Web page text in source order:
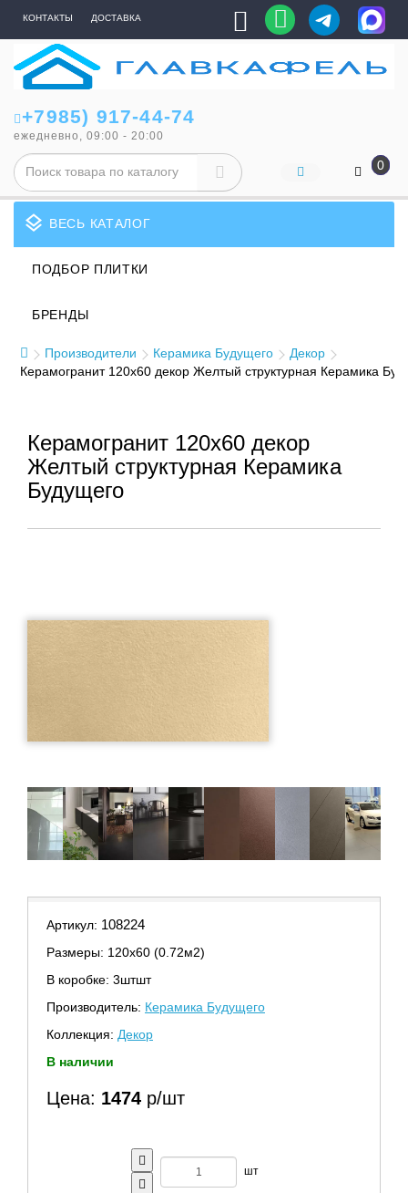
КОНТАКТЫ ДОСТАВКА
+7985) 917-44-74
ежедневно, 09:00 - 20:00
0
layers ВЕСЬ КАТАЛОГ
ПОДБОР ПЛИТКИ
БРЕНДЫ
Производители Керамика Будущего
Декор
Керамогранит 120x60 декор Желтый структурная Керамика
Керамогранит 120x60 декор
Желтый структурная Керамика
Будущего
Артикул: 108224
Размеры: 120х60 (0.72м2)
В коробке: 3штшт
Производитель: Керамика Будущего
Коллекция: Декор
В наличии
Цена: 1474 р/шт
шт